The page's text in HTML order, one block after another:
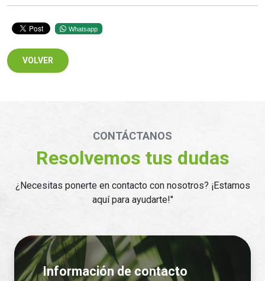
Whatsapp
VOLVER
CONTÁCTANOS
Resolvemos tus dudas
¿Necesitas ponerte en contacto con nosotros? ¡Estamos
aquí para ayudarte!"
Información de contacto